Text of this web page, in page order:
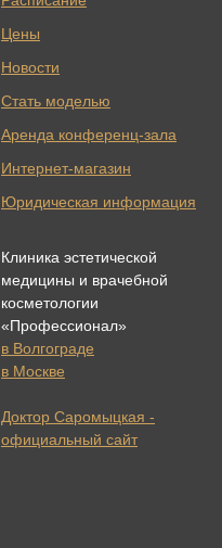
Цены
Новости
Стать моделью
Аренда конференц-зала
Интернет-магазин
Юридическая информация
Клиника эстетической
медицины и врачебной
косметологии
«Профессионал»
в Волгограде
в Москве
Доктор Саромыцкая -
официальный сайт